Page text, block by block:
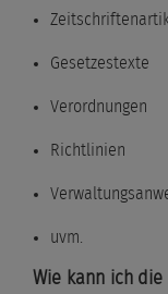
Gesetzestexte
Verordnungen
Richtlinien
uvm.
Wie kann ich